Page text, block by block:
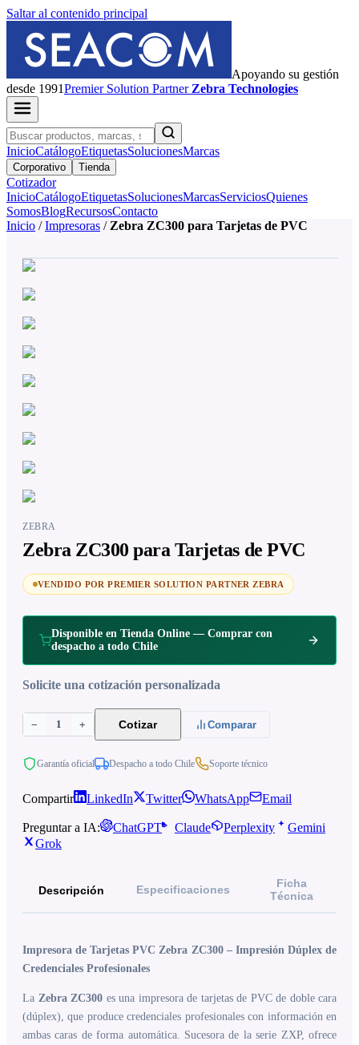
Saltar al contenido principal
Apoyando su gestión
desde 1991PremierSolution Partner Zebra Technologies
InicioCatálogoEtiquetasSolucionesMarcas
Corporativo Tienda
Cotizador
InicioCatálogoEtiquetasSolucionesMarcasServiciosQuienes
SomosBlogRecursosContacto
Inicio / Impresoras / Zebra ZC300 para Tarjetas de PVC
ZEBRA
Zebra ZC300 para Tarjetas de PVC
VENDIDO POR PREMIER SOLUTION PARTNER ZEBRA
Disponible en Tienda Online — Comprar con
despacho a todo Chile
Solicite una cotización personalizada
− 1 + Cotizar Comparar
Garantía oficial Despacho a todo Chile Soporte técnico
Compartir LinkedIn Twitter WhatsApp Email
Preguntar a IA: ChatGPT Claude Perplexity
Gemini
Grok
Descripción Especificaciones
Ficha
Técnica
Impresora de Tarjetas PVC Zebra ZC300 – Impresión Dúplex de
Credenciales Profesionales
La Zebra ZC300 es una impresora de tarjetas de PVC de doble cara
(dúplex), que produce credenciales profesionales con información en
ambas caras de forma automática. Sucesora de la serie ZXP, ofrece